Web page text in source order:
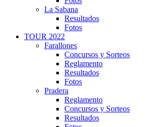
La Sabana
Resultados
Fotos
TOUR 2022
Farallones
Concursos y Sorteos
Reglamento
Resultados
Fotos
Pradera
Reglamento
Concursos y Sorteos
Resultados